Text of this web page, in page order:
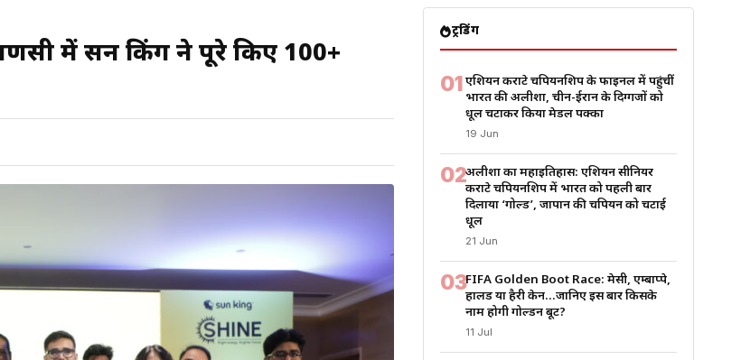
में सन किंग ने पूरे किए 100+
ट्रेंडिंग
01एशियन कराटे चैंपियनशिप के फाइनल में पहुंचीं
भारत की अलीशा, चीन-ईरान के दिग्गजों को
धूल चटाकर किया मेडल पक्का
19 Jun
02अलीशा का महाइतिहास: एशियन सीनियर
कराटे चैंपियनशिप में भारत को पहली बार
दिलाया ‘गोल्ड’, जापान की चैंपियन को चटाई
धूल
21 Jun
03FIFA Golden Boot Race: मेसी, एम्बाप्पे,
हालैंड या हैरी केन…जानिए इस बार किसके
नाम होगी गोल्डन बूट?
11 Jul